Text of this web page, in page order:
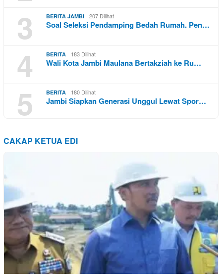
3 BERITA JAMBI 207 Dilihat
Soal Seleksi Pendamping Bedah Rumah. Pen…
4 BERITA 183 Dilihat
Wali Kota Jambi Maulana Bertakziah ke Ru…
5 BERITA 180 Dilihat
Jambi Siapkan Generasi Unggul Lewat Spor…
CAKAP KETUA EDI